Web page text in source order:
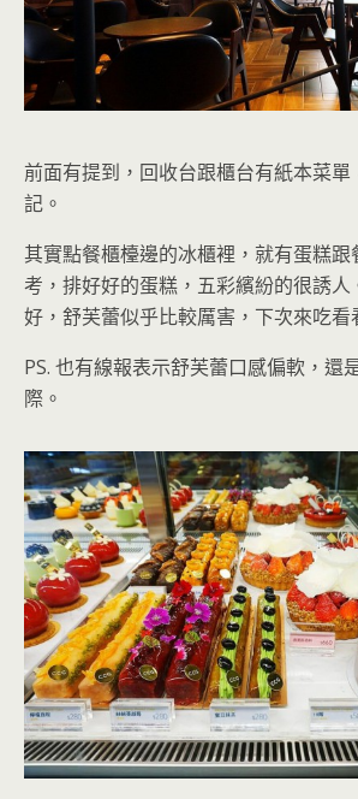
前面有提到， 回收台跟櫃台有紙本菜
記 。
其實點餐櫃檯邊的冰櫃裡，就有蛋糕
考，排好好的蛋糕，五彩繽紛的很誘人
好，舒芙蕾似乎比較厲害 ，下次來吃看
PS. 也有線報表示舒芙蕾口感偏軟，還
際。